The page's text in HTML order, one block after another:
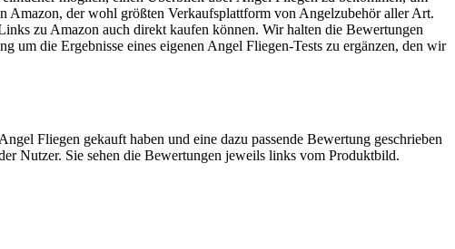
Amazon, der wohl größten Verkaufsplattform von Angelzubehör aller Art.
zu Amazon auch direkt kaufen können. Wir halten die Bewertungen
um die Ergebnisse eines eigenen Angel Fliegen-Tests zu ergänzen, den wir
Fliegen gekauft haben und eine dazu passende Bewertung geschrieben
Nutzer. Sie sehen die Bewertungen jeweils links vom Produktbild.